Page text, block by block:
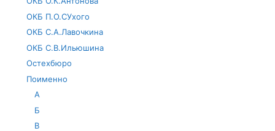
ОКБ П.О.СУхого
ОКБ С.А.Лавочкина
ОКБ С.В.Ильюшина
Остехбюро
Поименно
А
Б
В